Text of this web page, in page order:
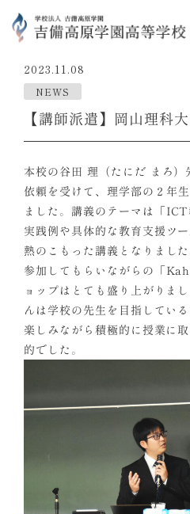
2023.11.08
NEWS
【講師派遣】岡山理科
本校の谷田 理（たにだ まろ
依頼を受けて、理学部の２年
ました。講義のテーマは「
実践例や具体的な教育支援ツ
熱のこもった講義となりまし
参加してもらいながらの「
ョップはとても盛り上がりま
んは学校の先生を目指してい
楽しみながら積極的に授業に
的でした。